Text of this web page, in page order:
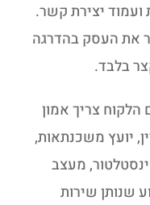
יצירת קשר.
את העסק בהדרגה
בלבד.
צריך אמון
יועץ משכנתאות,
מעצב
שנותן שירות